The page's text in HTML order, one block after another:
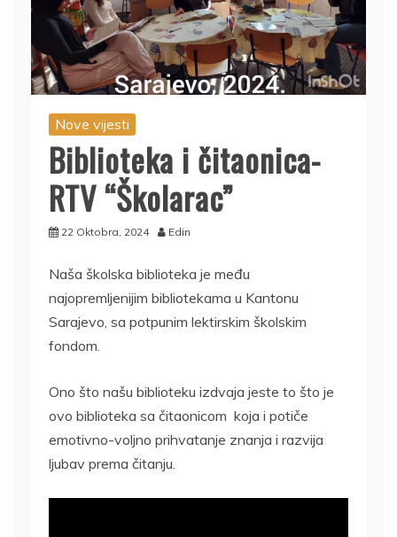
Nove vijesti
Biblioteka i čitaonica-
RTV “Školarac”
22 Oktobra, 2024 Edin
Naša školska biblioteka je među
najopremljenijim bibliotekama u Kantonu
Sarajevo, sa potpunim lektirskim školskim
fondom.
Ono što našu biblioteku izdvaja jeste to što je
ovo biblioteka sa čitaonicom koja i potiče
emotivno-voljno prihvatanje znanja i razvija
ljubav prema čitanju.